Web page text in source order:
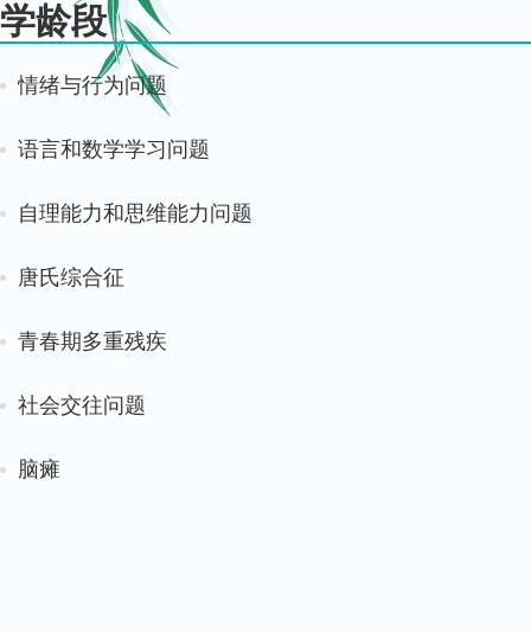
学龄段
情绪与行为问题
语言和数学学习问题
自理能力和思维能力问题
唐氏综合征
青春期多重残疾
社会交往问题
脑瘫